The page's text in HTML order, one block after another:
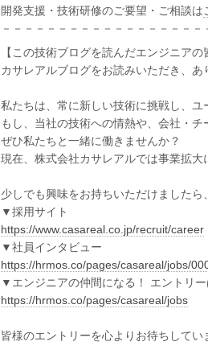
開発支援・技術研修のご要望・ご相談は
－－－－－－－－－－－－－－－－－－
【この技術ブログを読んだエンジニアの
カサレアルブログをお読みいただき、あ
私たちは、常に新しい技術に挑戦し、ユ
もし、当社の技術への情熱や、会社・チ
ぜひ私たちと一緒に働きませんか？
現在、株式会社カサレアルでは事業拡大
少しでも興味をお持ちいただけましたら
▼採用サイト
https://www.casareal.co.jp/recruit/career
▼社員インタビュー
https://hrmos.co/pages/casareal/jobs/
▼エンジニアの仲間になる！ エントリー
https://hrmos.co/pages/casareal/jobs
皆様のエントリーを心よりお待ちしてい